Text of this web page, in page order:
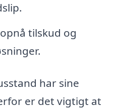
tilskud og
har sine
er det vigtigt at